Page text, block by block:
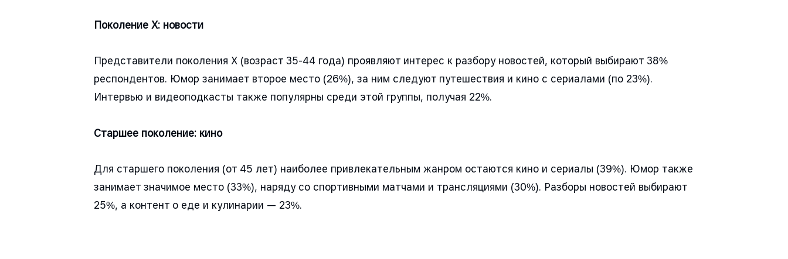
Поколение Х: новости
Представители поколения X (возраст 35-44 года) проявляют интерес к разбору новостей, который выбирают 38%
респондентов. Юмор занимает второе место (26%), за ним следуют путешествия и кино с сериалами (по 23%).
Интервью и видеоподкасты также популярны среди этой группы, получая 22%.
Старшее поколение: кино
Для старшего поколения (от 45 лет) наиболее привлекательным жанром остаются кино и сериалы (39%). Юмор также
занимает значимое место (33%), наряду со спортивными матчами и трансляциями (30%). Разборы новостей выбирают
25%, а контент о еде и кулинарии — 23%.